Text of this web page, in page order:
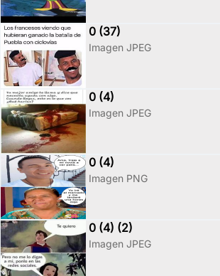
0 (37)
Imagen JPEG
0 (4)
Imagen JPEG
0 (4)
Imagen PNG
0 (4) (2)
Imagen JPEG